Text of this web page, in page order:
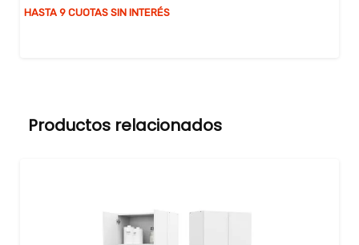
HASTA 9 CUOTAS SIN INTERÉS
Productos relacionados